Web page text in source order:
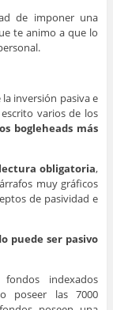
de imponer una
te animo a que lo
inversión pasiva e
varios de los
bogleheads más
lectura obligatoria,
muy gráficos
de pasividad e
puede ser pasivo
indexados
poseer las 7000